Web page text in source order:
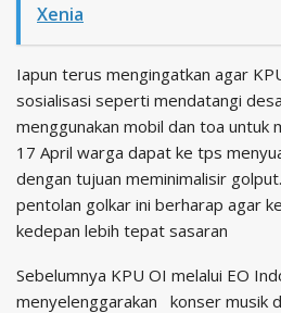
Xenia
Iapun terus mengingatkan agar
sosialisasi seperti mendatangi
menggunakan mobil dan toa untuk
17 April warga dapat ke tps
dengan tujuan meminimalisir
pentolan golkar ini berharap agar
kedepan lebih tepat sasaran
Sebelumnya KPU OI melalui EO
menyelenggarakan konser musik